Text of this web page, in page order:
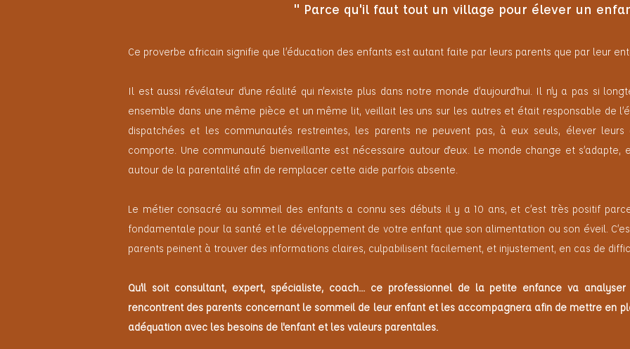
" Parce qu'il faut tout un village pour élever un
Ce proverbe africain signifie que l’éducation des enfants est autant faite par leurs parents que par leur
Il est aussi révélateur d’une réalité qui n’existe plus dans notre monde d’aujourd’hui. Il n’y a pas si
ensemble dans une même pièce et un même lit, veillait les uns sur les autres et était responsable de
dispatchées et les communautés restreintes, les parents ne peuvent pas, à eux seuls, élever
comporte. Une communauté bienveillante est nécessaire autour d'eux. Le monde change et
autour de la parentalité afin de remplacer cette aide parfois absente.
Le métier consacré au sommeil des enfants a connu ses débuts il y a 10 ans, et c’est très positif
fondamentale pour la santé et le développement de votre enfant que son alimentation ou son éveil.
parents peinent à trouver des informations claires, culpabilisent facilement, et injustement, en cas de
Qu’il soit consultant, expert, spécialiste, coach… ce professionnel de la petite enfance va
rencontrent des parents concernant le sommeil de leur enfant et les accompagnera afin de mettre en
adéquation avec les besoins de l'enfant et les valeurs parentales.